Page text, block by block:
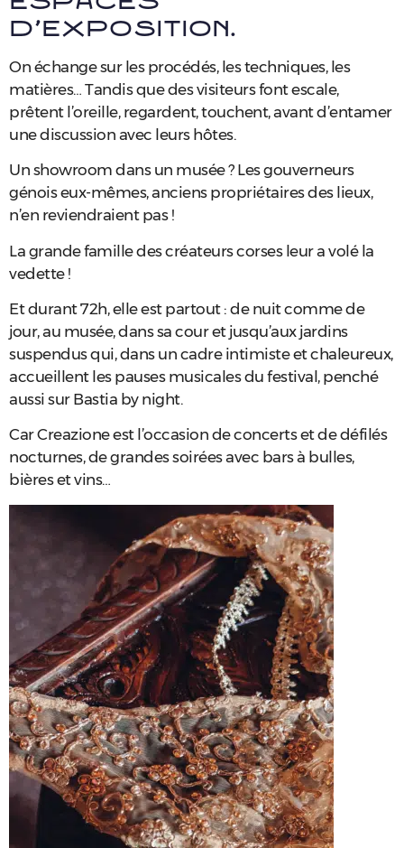
d’exposition.
On échange sur les procédés, les techniques, les
matières… Tandis que des visiteurs font escale,
prêtent l’oreille, regardent, touchent, avant d’entamer
une discussion avec leurs hôtes.
Un showroom dans un musée ? Les gouverneurs
génois eux-mêmes, anciens propriétaires des lieux,
n’en reviendraient pas !
La grande famille des créateurs corses leur a volé la
vedette !
Et durant 72h, elle est partout : de nuit comme de
jour, au musée, dans sa cour et jusqu’aux jardins
suspendus qui, dans un cadre intimiste et chaleureux,
accueillent les pauses musicales du festival, penché
aussi sur Bastia by night.
Car Creazione est l’occasion de concerts et de défilés
nocturnes, de grandes soirées avec bars à bulles,
bières et vins…